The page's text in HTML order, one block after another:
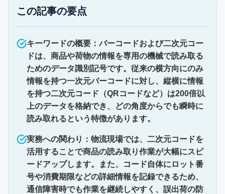
この記事の要点
キーワードの概要：バーコードおよび二次元コー
ドは、商品や荷物の情報を専用の機械で読み取る
ためのデータ識別記号です。従来の横方向にのみ
情報を持つ一次元バーコードに対し、縦横に情報
を持つ二次元コード（QRコードなど）は200倍以
上のデータを格納でき、どの角度からでも瞬時に
読み取れるという特徴があります。
実務への関わり：物流現場では、二次元コードを
活用することで商品の読み取り作業が大幅にスピ
ードアップします。また、コード自体にロット番
号や消費期限などの詳細情報を記録できるため、
通信障害時でも作業を継続しやすく、誤出荷の防